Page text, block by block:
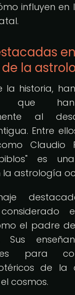
influyen en
la
historia,
que
al
Entre
Claudio
es
la astrología
el padre
Sus
para
de
cosmos.